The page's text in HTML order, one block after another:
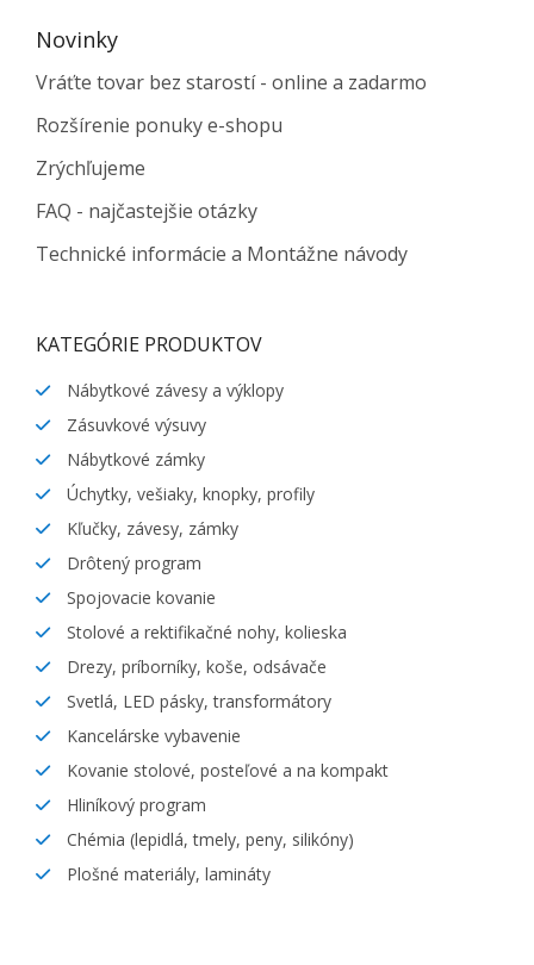
Novinky
Vráťte tovar bez starostí - online a zadarmo
Rozšírenie ponuky e-shopu
Zrýchľujeme
FAQ - najčastejšie otázky
Technické informácie a Montážne návody
KATEGÓRIE PRODUKTOV
Nábytkové závesy a výklopy
Zásuvkové výsuvy
Nábytkové zámky
Úchytky, vešiaky, knopky, profily
Kľučky, závesy, zámky
Drôtený program
Spojovacie kovanie
Stolové a rektifikačné nohy, kolieska
Drezy, príborníky, koše, odsávače
Svetlá, LED pásky, transformátory
Kancelárske vybavenie
Kovanie stolové, posteľové a na kompakt
Hliníkový program
Chémia (lepidlá, tmely, peny, silikóny)
Plošné materiály, lamináty